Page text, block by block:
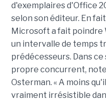
d'exemplaires d'Office
selon son éditeur. En
Microsoft a fait poindre
un intervalle de temps
prédécesseurs. Dans
propre concurrent,
Osterman. « A moins
vraiment irrésistible